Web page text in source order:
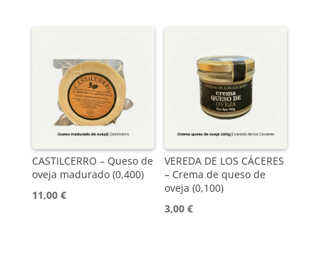
CASTILCERRO – Queso de
oveja madurado (0,400)
11,00 €
VEREDA DE LOS CÁCERES
– Crema de queso de
oveja (0,100)
3,00€